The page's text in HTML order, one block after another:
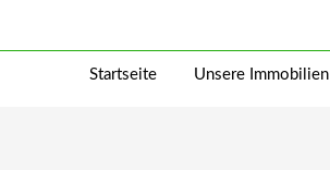
Startseite Unsere Immobilien